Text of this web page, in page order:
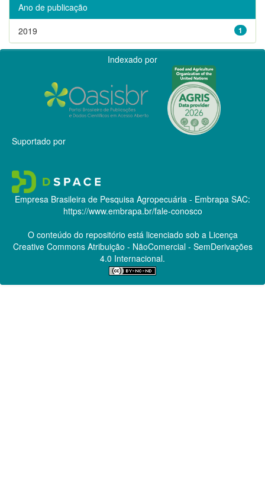
Ano de publicação
1
2019
Indexado por
Suportado por
Empresa Brasileira de Pesquisa Agropecuária - Embrapa SAC:
https://www.embrapa.br/fale-conosco
O conteúdo do repositório está licenciado sob a Licença
Creative CommonsAtribuição - NãoComercial - SemDerivações
4.0 Internacional.